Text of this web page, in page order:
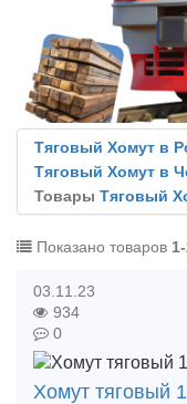
Тяговый Хомут в
Тяговый Хомут в
Товары Тяговый
Показано товаров
03.11.23
934
0
Хомут тяговый